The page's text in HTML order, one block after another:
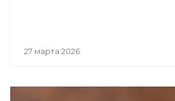
27 марта 2026